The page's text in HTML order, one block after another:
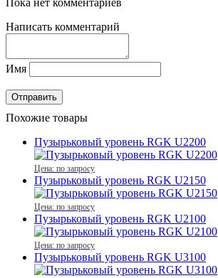
Пока нет комментариев
Написать комментарий
Имя
Похожие товары
Пузырьковый уровень RGK U2200
Цена: по запросу
Пузырьковый уровень RGK U2150
Цена: по запросу
Пузырьковый уровень RGK U2100
Цена: по запросу
Пузырьковый уровень RGK U3100